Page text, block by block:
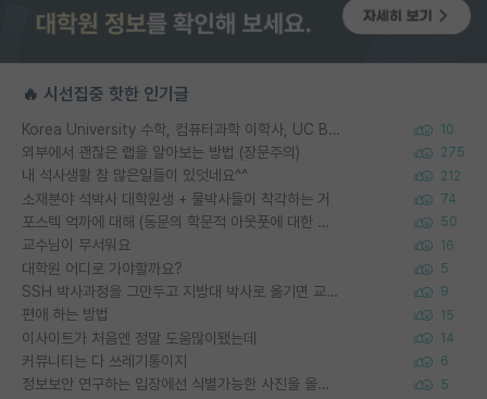
🔥 시선집중 핫한 인기글
Korea University 수학, 컴퓨터과학 이학사, UC Berkeley 산업공학 대학원 공학박사가 되는 것은 쉽지 않겠죠? 10
외부에서 괜찮은 랩을 알아보는 방법 (장문주의) 275
내 석사생활 참 많은일들이 있엇네요^^ 212
소재분야 석박사 대학원생 + 물박사들이 착각하는 거 74
포스텍 억까에 대해 (동문의 학문적 아웃풋에 대한 반박) 50
교수님이 무서워요 16
대학원 어디로 가야할까요? 5
SSH 박사과정을 그만두고 지방대 박사로 옮기면 교수의 꿈은 끝일까요? 9
편애 하는 방법 15
이사이트가 처음엔 정말 도움많이됐는데 14
커뮤니티는 다 쓰레기통이지 6
정보보안 연구하는 입장에선 식별가능한 사진을 올리는건 비추이긴함 5